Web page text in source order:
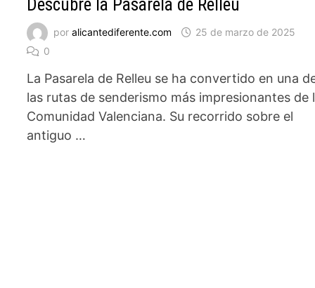
Descubre la Pasarela de Relleu
poralicantediferente.com
25 de marzo de 2025
0
La Pasarela de Relleu se ha convertido en una
las rutas de senderismo más impresionantes de
Comunidad Valenciana. Su recorrido sobre el
antiguo …